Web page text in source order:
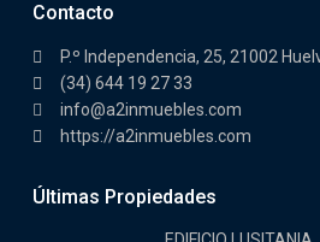
Contacto
P.º Independencia, 25, 21002
(34) 644 19 27 33
info@a2inmuebles.com
https://a2inmuebles.com
Últimas Propiedades